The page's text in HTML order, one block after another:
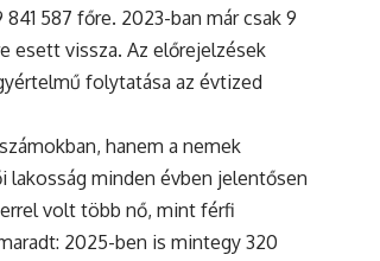
587 főre. 2023-ban már csak 9
esett vissza. Az előrejelzések
folytatása az évtized
hanem a nemek
lakosság minden évben jelentősen
volt több nő, mint férfi
2025-ben is mintegy 320